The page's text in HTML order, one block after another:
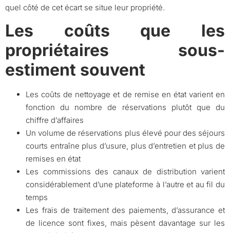
quel côté de cet écart se situe leur propriété.
Les coûts que les
propriétaires sous-
estiment souvent
Les coûts de nettoyage et de remise en état varient en
fonction du nombre de réservations plutôt que du
chiffre d’affaires
Un volume de réservations plus élevé pour des séjours
courts entraîne plus d’usure, plus d’entretien et plus de
remises en état
Les commissions des canaux de distribution varient
considérablement d’une plateforme à l’autre et au fil du
temps
Les frais de traitement des paiements, d’assurance et
de licence sont fixes, mais pèsent davantage sur les